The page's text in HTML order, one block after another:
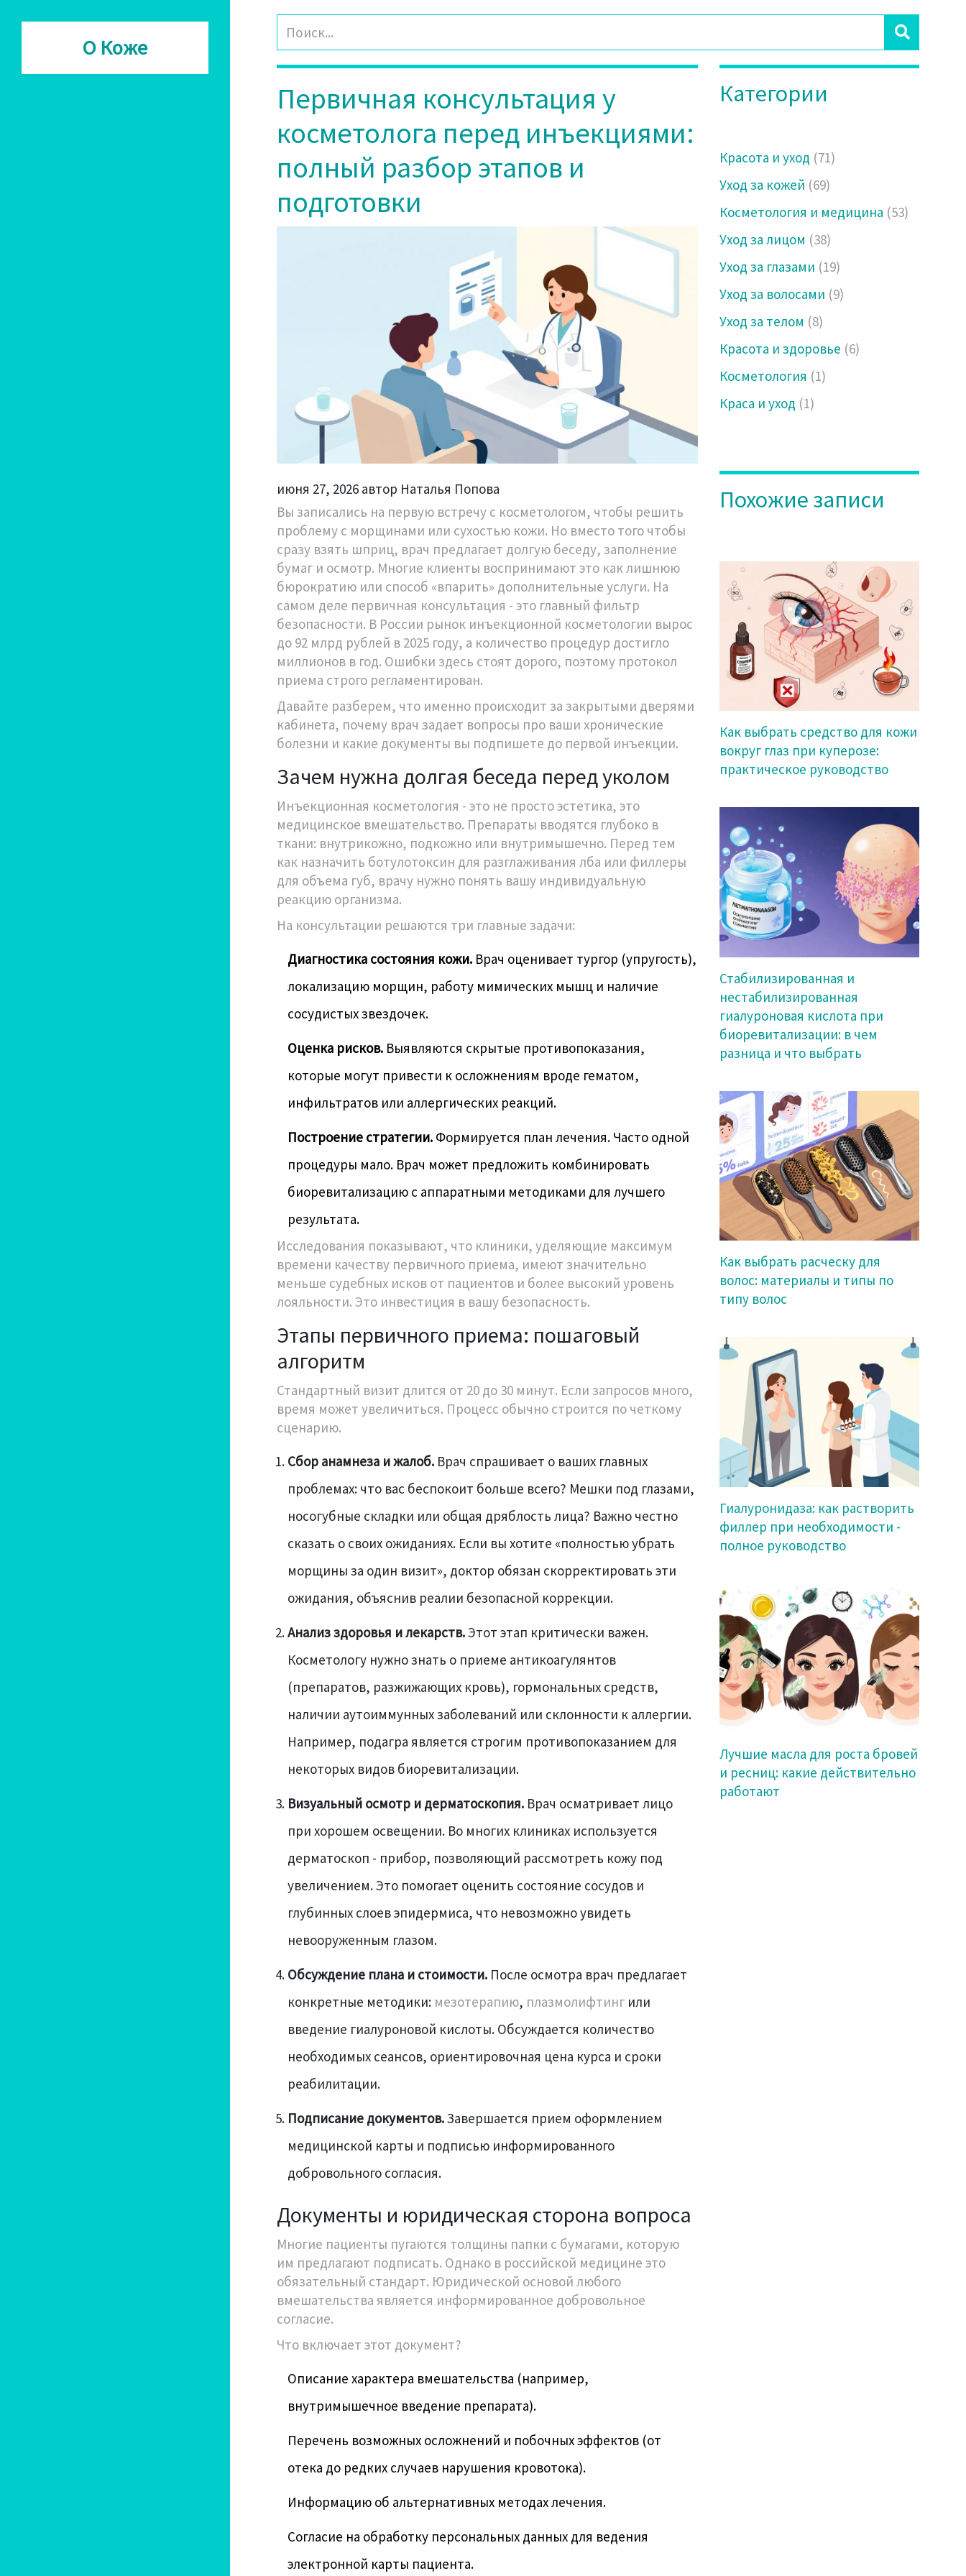
О Коже
Первичная консультация у
косметолога перед инъекциями:
полный разбор этапов и
подготовки
июня 27, 2026 автор Наталья Попова
Вы записались на первую встречу с косметологом, чтобы решить
проблему с морщинами или сухостью кожи. Но вместо того чтобы
сразу взять шприц, врач предлагает долгую беседу, заполнение
бумаг и осмотр. Многие клиенты воспринимают это как лишнюю
бюрократию или способ «впарить» дополнительные услуги. На
самом деле первичная консультация - это главный фильтр
безопасности. В России рынок инъекционной косметологии вырос
до 92 млрд рублей в 2025 году, а количество процедур достигло
миллионов в год. Ошибки здесь стоят дорого, поэтому протокол
приема строго регламентирован.
Давайте разберем, что именно происходит за закрытыми дверями
кабинета, почему врач задает вопросы про ваши хронические
болезни и какие документы вы подпишете до первой инъекции.
Зачем нужна долгая беседа перед уколом
Инъекционная косметология - это не просто эстетика, это
медицинское вмешательство. Препараты вводятся глубоко в
ткани: внутрикожно, подкожно или внутримышечно. Перед тем
как назначить ботулотоксин для разглаживания лба или филлеры
для объема губ, врачу нужно понять вашу индивидуальную
реакцию организма.
На консультации решаются три главные задачи:
Диагностика состояния кожи. Врач оценивает тургор (упругость),
локализацию морщин, работу мимических мышц и наличие
сосудистых звездочек.
Оценка рисков. Выявляются скрытые противопоказания,
которые могут привести к осложнениям вроде гематом,
инфильтратов или аллергических реакций.
Построение стратегии. Формируется план лечения. Часто одной
процедуры мало. Врач может предложить комбинировать
биоревитализацию с аппаратными методиками для лучшего
результата.
Исследования показывают, что клиники, уделяющие максимум
времени качеству первичного приема, имеют значительно
меньше судебных исков от пациентов и более высокий уровень
лояльности. Это инвестиция в вашу безопасность.
Этапы первичного приема: пошаговый
алгоритм
Стандартный визит длится от 20 до 30 минут. Если запросов много,
время может увеличиться. Процесс обычно строится по четкому
сценарию.
Сбор анамнеза и жалоб. Врач спрашивает о ваших главных
проблемах: что вас беспокоит больше всего? Мешки под глазами,
носогубные складки или общая дряблость лица? Важно честно
сказать о своих ожиданиях. Если вы хотите «полностью убрать
морщины за один визит», доктор обязан скорректировать эти
ожидания, объяснив реалии безопасной коррекции.
Анализ здоровья и лекарств.Этот этап критически важен.
Косметологу нужно знать о приеме антикоагулянтов
(препаратов, разжижающих кровь), гормональных средств,
наличии аутоиммунных заболеваний или склонности к аллергии.
Например, подагра является строгим противопоказанием для
некоторых видов биоревитализации.
Визуальный осмотр и дерматоскопия. Врач осматривает лицо
при хорошем освещении. Во многих клиниках используется
дерматоскоп - прибор, позволяющий рассмотреть кожу под
увеличением. Это помогает оценить состояние сосудов и
глубинных слоев эпидермиса, что невозможно увидеть
невооруженным глазом.
Обсуждение плана и стоимости. После осмотра врач предлагает
конкретные методики: мезотерапию, плазмолифтинг или
введение гиалуроновой кислоты. Обсуждается количество
необходимых сеансов, ориентировочная цена курса и сроки
реабилитации.
Подписание документов.Завершается прием оформлением
медицинской карты и подписью информированного
добровольного согласия.
Документы и юридическая сторона вопроса
Многие пациенты пугаются толщины папки с бумагами, которую
им предлагают подписать. Однако в российской медицине это
обязательный стандарт. Юридической основой любого
вмешательства является информированное добровольное
согласие.
Что включает этот документ?
Описание характера вмешательства (например,
внутримышечное введение препарата).
Перечень возможных осложнений и побочных эффектов (от
отека до редких случаев нарушения кровотока).
Информацию об альтернативных методах лечения.
Согласие на обработку персональных данных для ведения
электронной карты пациента.
Категории
Красота и уход (71)
Уход за кожей (69)
Косметология и медицина (53)
Уход за лицом (38)
Уход за глазами (19)
Уход за волосами (9)
Уход за телом (8)
Красота и здоровье (6)
Косметология (1)
Краса и уход (1)
Похожие записи
Как выбрать средство для кожи
вокруг глаз при куперозе:
практическое руководство
Стабилизированная и
нестабилизированная
гиалуроновая кислота при
биоревитализации: в чем
разница и что выбрать
Как выбрать расческу для
волос: материалы и типы по
типу волос
Гиалуронидаза: как растворить
филлер при необходимости -
полное руководство
Лучшие масла для роста бровей
и ресниц: какие действительно
работают